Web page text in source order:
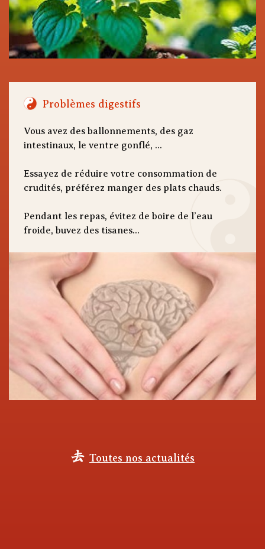
Problèmes digestifs
Vous avez des ballonnements, des gaz
intestinaux, le ventre gonflé, ...
Essayez de réduire votre consommation de
crudités, préférez manger des plats chauds.
Pendant les repas, évitez de boire de l’eau
froide, buvez des tisanes...
Toutes nos actualités